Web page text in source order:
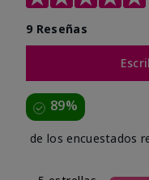
9 Reseñas
89%
de los encuestados